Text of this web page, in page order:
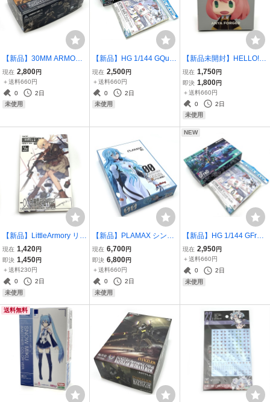
【新品】30MM ARMORE
D CORE VI FIRES OF RU
BICON RaD CC-2000 OR
BITER ナイトフォール プ
ラモデル アーマードコア
現在 2,800円
＋送料660円
0
2日
未使用
【新品】HG 1/144 GQuu
uuuuX プラモデル本体 +
アクションベース7 [クリ
アカラー] 機動戦士Gunda
m GQuuuuuuXシールセッ
現在 2,500円
＋送料660円
0
2日
未使用
【新品未開封】HELLO! G
OOD SMILE アーニャ・フ
ォージャー フィギュア S
PY×FAMILY スパイファミ
リー グッドスマイルカン
パニー
現在 1,750円
即決 1,800円
＋送料660円
0
2日
未使用
【新品】LittleArmory リト
ルアーモリー 一〇〇式機
関短銃タイプ プラモデル
LA109 トミーテック ミニ
チュア
現在 1,420円
即決 1,450円
＋送料230円
0
2日
未使用
【新品】PLAMAX シン・
エヴァンゲリオン劇場版
綾波レイ ロングヘアVer.
プラモデル グッドスマイ
ルカンパニー マックスフ
ァクトリー
現在 6,700円
即決 6,800円
＋送料660円
0
2日
未使用
NEW
【新品】HG 1/144 GFreD
プラモデル本体 + アクシ
ョンベース7 [クリアカラ
ー] 機動戦士Gundam GQu
uuuuuXシールセット の
現在 2,950円
＋送料660円
0
2日
未使用
送料無料